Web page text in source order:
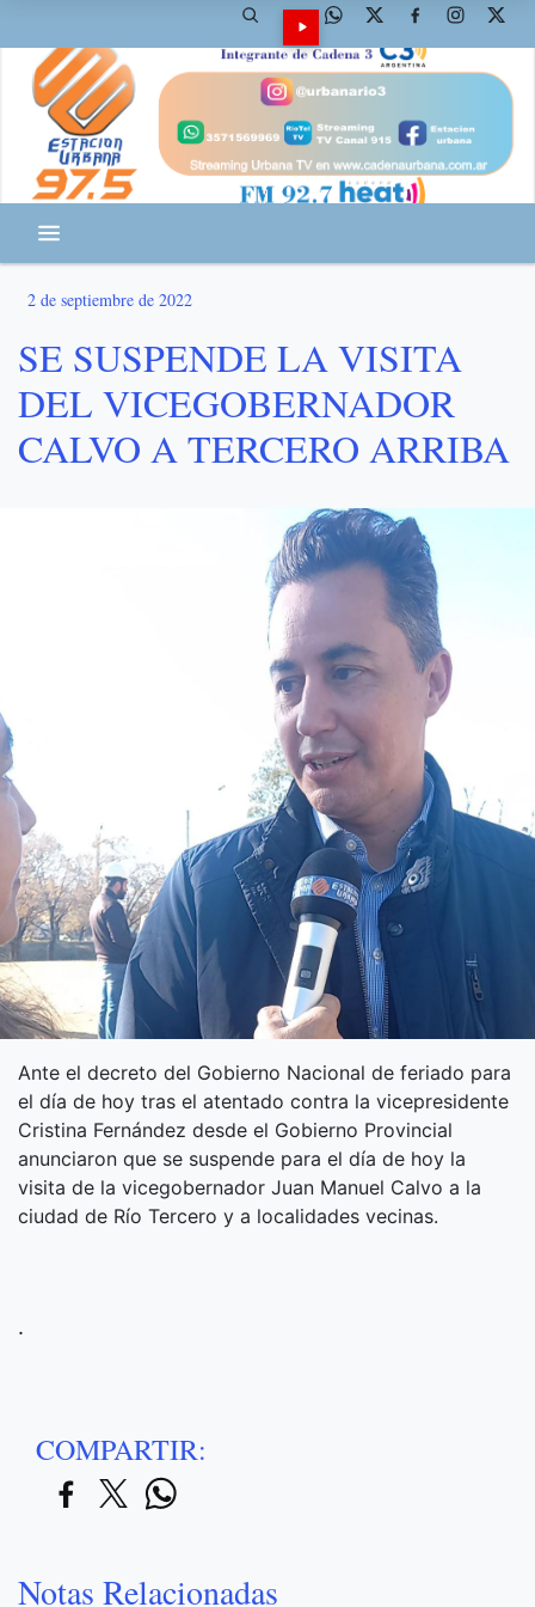
2 de septiembre de 2022
SE SUSPENDE LA VISITA
DEL VICEGOBERNADOR
CALVO A TERCERO ARRIBA
Ante el decreto del Gobierno Nacional de feriado para
el día de hoy tras el atentado contra la vicepresidente
Cristina Fernández desde el Gobierno Provincial
anunciaron que se suspende para el día de hoy la
visita de la vicegobernador Juan Manuel Calvo a la
ciudad de Río Tercero y a localidades vecinas.
.
COMPARTIR:
Notas Relacionadas